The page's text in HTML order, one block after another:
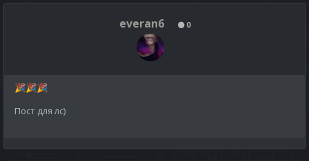
everan6 0
🎉🎉🎉
Пост для лс)